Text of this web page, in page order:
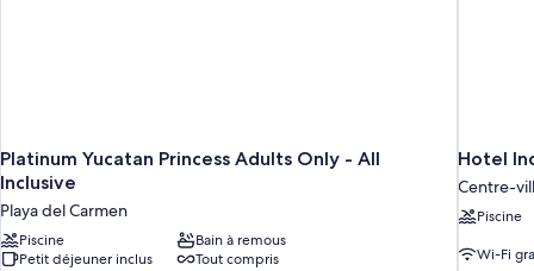
Platinum Yucatan Princess Adults Only - All
Inclusive
Playa del Carmen
Piscine
Bain à remous
Petit déjeuner inclus
Tout compris
Hotel
Centre-
Piscine
Wi-Fi